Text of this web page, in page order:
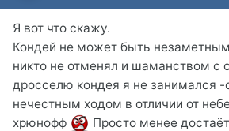
Я вот что скажу.
Кондей не может быть
никто не отменял и шаманством с
дросселю кондея я не занимался -
нечестным ходом в отличии от
хрюнофф
Просто менее